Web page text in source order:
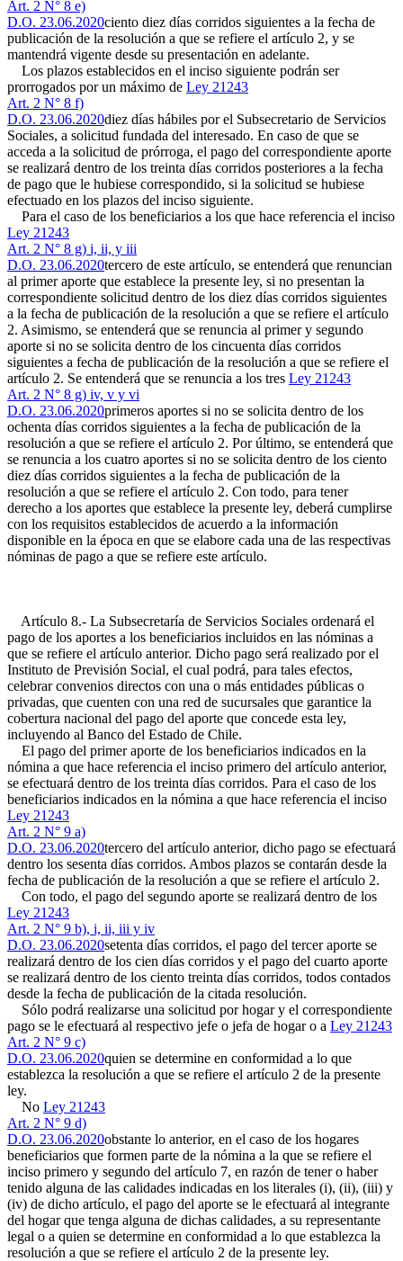
Art. 2 N° 8 e)
D.O. 23.06.2020ciento diez días corridos siguientes a la fecha de
publicación de la resolución a que se refiere el artículo 2, y se
mantendrá vigente desde su presentación en adelante.
Los plazos establecidos en el inciso siguiente podrán ser
prorrogados por un máximo de Ley 21243
Art. 2 N° 8 f)
D.O. 23.06.2020diez días hábiles por el Subsecretario de Servicios
Sociales, a solicitud fundada del interesado. En caso de que se
acceda a la solicitud de prórroga, el pago del correspondiente aporte
se realizará dentro de los treinta días corridos posteriores a la fecha
de pago que le hubiese correspondido, si la solicitud se hubiese
efectuado en los plazos del inciso siguiente.
Para el caso de los beneficiarios a los que hace referencia el inciso
Ley 21243
Art. 2 N° 8 g) i, ii, y iii
D.O. 23.06.2020tercero de este artículo, se entenderá que renuncian
al primer aporte que establece la presente ley, si no presentan la
correspondiente solicitud dentro de los diez días corridos siguientes
a la fecha de publicación de la resolución a que se refiere el artículo
2. Asimismo, se entenderá que se renuncia al primer y segundo
aporte si no se solicita dentro de los cincuenta días corridos
siguientes a fecha de publicación de la resolución a que se refiere el
artículo 2. Se entenderá que se renuncia a los tres Ley 21243
Art. 2 N° 8 g) iv, v y vi
D.O. 23.06.2020primeros aportes si no se solicita dentro de los
ochenta días corridos siguientes a la fecha de publicación de la
resolución a que se refiere el artículo 2. Por último, se entenderá que
se renuncia a los cuatro aportes si no se solicita dentro de los ciento
diez días corridos siguientes a la fecha de publicación de la
resolución a que se refiere el artículo 2. Con todo, para tener
derecho a los aportes que establece la presente ley, deberá cumplirse
con los requisitos establecidos de acuerdo a la información
disponible en la época en que se elabore cada una de las respectivas
nóminas de pago a que se refiere este artículo.
Artículo 8.- La Subsecretaría de Servicios Sociales ordenará el
pago de los aportes a los beneficiarios incluidos en las nóminas a
que se refiere el artículo anterior. Dicho pago será realizado por el
Instituto de Previsión Social, el cual podrá, para tales efectos,
celebrar convenios directos con una o más entidades públicas o
privadas, que cuenten con una red de sucursales que garantice la
cobertura nacional del pago del aporte que concede esta ley,
incluyendo al Banco del Estado de Chile.
El pago del primer aporte de los beneficiarios indicados en la
nómina a que hace referencia el inciso primero del artículo anterior,
se efectuará dentro de los treinta días corridos. Para el caso de los
beneficiarios indicados en la nómina a que hace referencia el inciso
Ley 21243
Art. 2 N° 9 a)
D.O. 23.06.2020tercero del artículo anterior, dicho pago se efectuará
dentro los sesenta días corridos. Ambos plazos se contarán desde la
fecha de publicación de la resolución a que se refiere el artículo 2.
Con todo, el pago del segundo aporte se realizará dentro de los
Ley 21243
Art. 2 N° 9 b), i, ii, iii y iv
D.O. 23.06.2020setenta días corridos, el pago del tercer aporte se
realizará dentro de los cien días corridos y el pago del cuarto aporte
se realizará dentro de los ciento treinta días corridos, todos contados
desde la fecha de publicación de la citada resolución.
Sólo podrá realizarse una solicitud por hogar y el correspondiente
pago se le efectuará al respectivo jefe o jefa de hogar o a Ley 21243
Art. 2 N° 9 c)
D.O. 23.06.2020quien se determine en conformidad a lo que
establezca la resolución a que se refiere el artículo 2 de la presente
ley.
No Ley 21243
Art. 2 N° 9 d)
D.O. 23.06.2020obstante lo anterior, en el caso de los hogares
beneficiarios que formen parte de la nómina a la que se refiere el
inciso primero y segundo del artículo 7, en razón de tener o haber
tenido alguna de las calidades indicadas en los literales (i), (ii), (iii) y
(iv) de dicho artículo, el pago del aporte se le efectuará al integrante
del hogar que tenga alguna de dichas calidades, a su representante
legal o a quien se determine en conformidad a lo que establezca la
resolución a que se refiere el artículo 2 de la presente ley.